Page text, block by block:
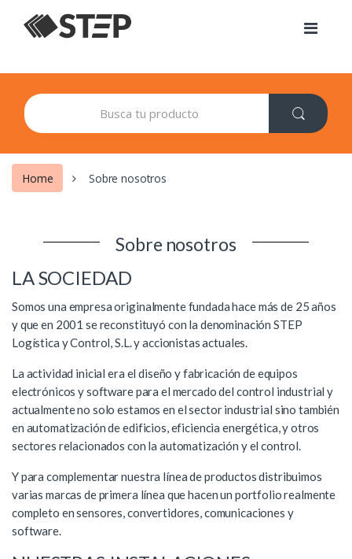
S
e
a
c
f
Home Sobre nosotros
Sobre nosotros
LA SOCIEDAD
Somos una empresa originalmente fundada hace más de 25 años
y que en 2001 se reconstituyó con la denominación STEP
Logística y Control, S.L. y accionistas actuales.
La actividad inicial era el diseño y fabricación de equipos
electrónicos y software para el mercado del control industrial y
actualmente no solo estamos en el sector industrial sino también
en automatización de edificios, eficiencia energética, y otros
sectores relacionados con la automatización y el control.
Y para complementar nuestra línea de productos distribuimos
varias marcas de primera línea que hacen un portfolio realmente
completo en sensores, convertidores, comunicaciones y
software.